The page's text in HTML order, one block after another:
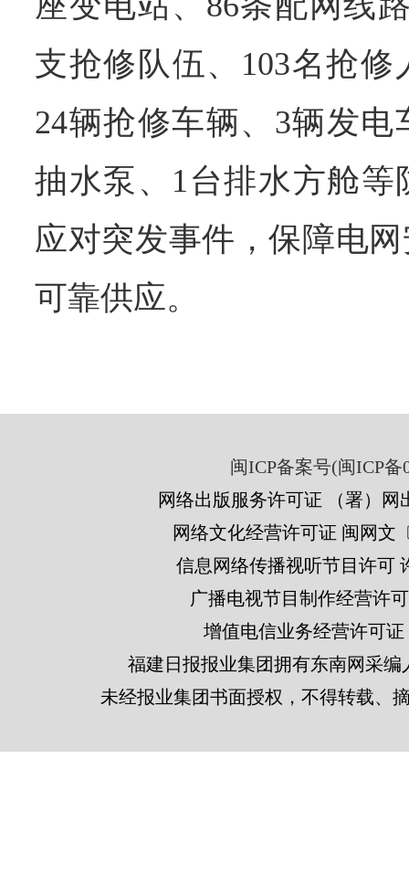
支抢修队伍、103名抢
24辆抢修车辆、3辆发
抽水泵、1台排水方舱
应对突发事件，保障电
可靠供应。
闽ICP备案号(闽ICP备
网络出版服务许可证 （署）网
网络文化经营许可证 闽网文
信息网络传播视听节目许可
广播电视节目制作经营许
增值电信业务经营许可证
福建日报报业集团拥有东南网采
未经报业集团书面授权，不得转载、